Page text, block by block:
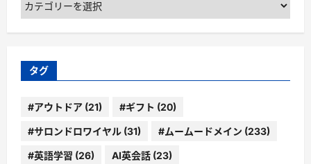
テ
ゴ
ー
タグ
#アウトドア (21) #ギフト (20)
#サロンドロワイヤル (31) #ムームードメイン (233)
#英語学習 (26) AI英会話 (23)